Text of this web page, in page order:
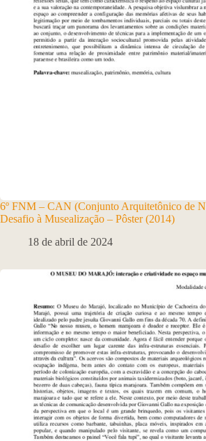
6º FNM – CAN (Conjunto Arquitetônico de
Desafio à Musealização – Pôster (2014)
18 de abril de 2024